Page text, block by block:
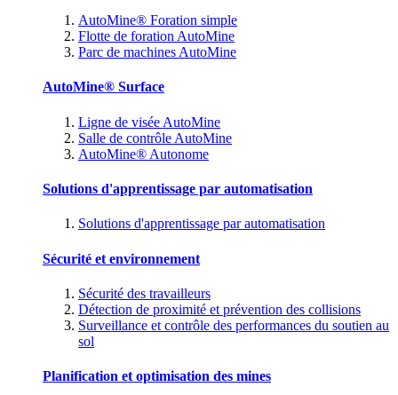
AutoMine® Foration simple
Flotte de foration AutoMine
Parc de machines AutoMine
AutoMine® Surface
Ligne de visée AutoMine
Salle de contrôle AutoMine
AutoMine® Autonome
Solutions d'apprentissage par automatisation
Solutions d'apprentissage par automatisation
Sécurité et environnement
Sécurité des travailleurs
Détection de proximité et prévention des collisions
Surveillance et contrôle des performances du soutien au
sol
Planification et optimisation des mines